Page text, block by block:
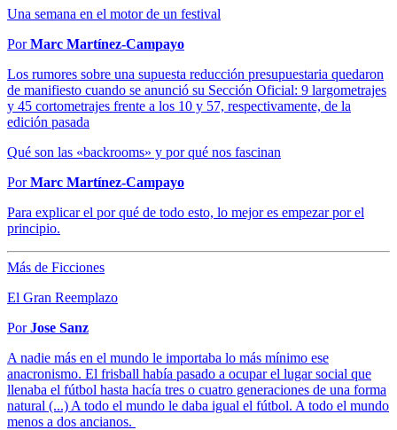
Una semana en el motor de un festival
PorMarc Martínez-Campayo
Los rumores sobre una supuesta reducción presupuestaria quedaron
de manifiesto cuando se anunció su Sección Oficial: 9 largometrajes
y 45 cortometrajes frente a los 10 y 57, respectivamente, de la
edición pasada
Qué son las «backrooms» y por qué nos fascinan
PorMarc Martínez-Campayo
Para explicar el por qué de todo esto, lo mejor es empezar por el
principio.
Más de Ficciones
El Gran Reemplazo
PorJose Sanz
A nadie más en el mundo le importaba lo más mínimo ese
anacronismo. El frisball había pasado a ocupar el lugar social que
llenaba el fútbol hasta hacía tres o cuatro generaciones de una forma
natural (...) A todo el mundo le daba igual el fútbol. A todo el mundo
menos a dos ancianos.